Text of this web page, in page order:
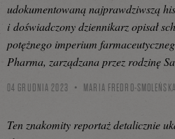
udokumentowaną najprawdziwszą
i doświadczony dziennikarz opisał
potężnego imperium
Pharma, zarządzana przez rodzinę
04 GRUDNIA 2023 MARIA FREDRO-
Ten znakomity reportaż detalicznie